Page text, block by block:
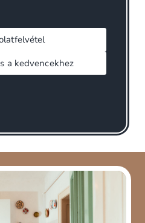
a kedvencekhez